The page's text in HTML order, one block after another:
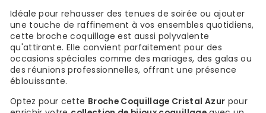
Idéale pour rehausser des tenues de soirée ou ajouter
une touche de raffinement à vos ensembles quotidiens,
cette broche coquillage est aussi polyvalente
qu'attirante. Elle convient parfaitement pour des
occasions spéciales comme des mariages, des galas ou
des réunions professionnelles, offrant une présence
éblouissante.
Optez pour cette Broche Coquillage Cristal Azur pour